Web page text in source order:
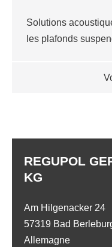
Solutions
les plafonds
REGUPOL
KG
Am Hilgenacker 24
57319 Bad
Allemagne